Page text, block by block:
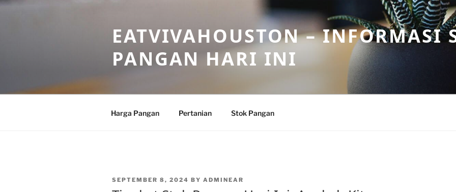
Skip
EATVIVAHOUSTON – INFORMASI
PANGAN HARI INI
Harga Pangan Pertanian Stok Pangan
POSTED
SEPTEMBER 8, 2024 BY ADMINEAR